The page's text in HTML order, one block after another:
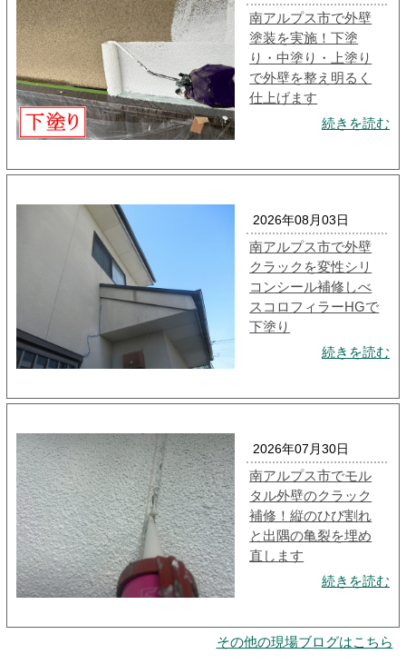
南アルプス市で外壁
塗装を実施！下塗
り・中塗り・上塗り
で外壁を整え明るく
仕上げます
続きを読む
2026年08月03日
南アルプス市で外壁
クラックを変性シリ
コンシール補修しべ
スコロフィラーHGで
下塗り
続きを読む
2026年07月30日
南アルプス市でモル
タル外壁のクラック
補修！縦のひび割れ
と出隅の亀裂を埋め
直します
続きを読む
その他の現場ブログはこちら